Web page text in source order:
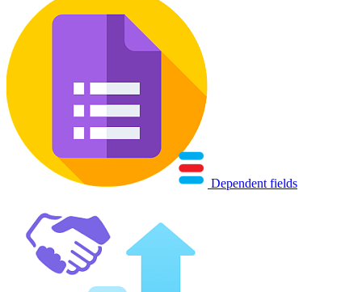
Dependent fields